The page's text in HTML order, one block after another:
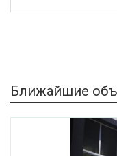
Ближайшие